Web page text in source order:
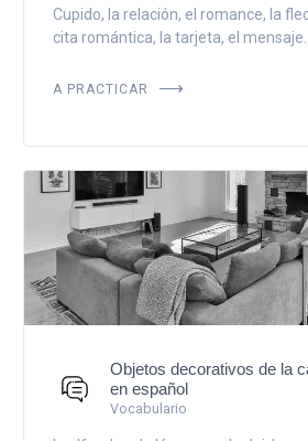
Cupido, la relación, el romance, la
cita romántica, la tarjeta, el mensaje...
A PRACTICAR
Objetos decorativos de la
en español
Vocabulario